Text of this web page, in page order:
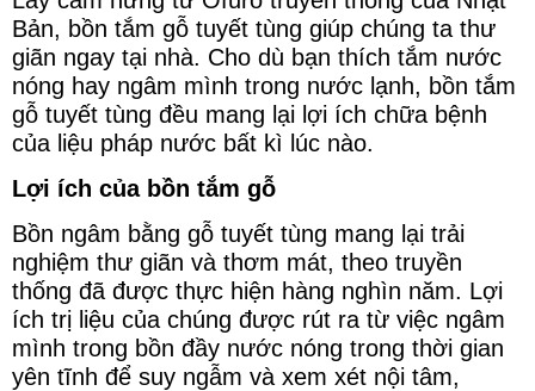
Bản, bồn tắm gỗ tuyết tùng giúp chúng ta thư
giãn ngay tại nhà. Cho dù bạn thích tắm nước
nóng hay ngâm mình trong nước lạnh, bồn tắm
gỗ tuyết tùng đều mang lại lợi ích chữa bệnh
của liệu pháp nước bất kì lúc nào.
Lợi ích của bồn tắm gỗ
Bồn ngâm bằng gỗ tuyết tùng mang lại trải
nghiệm thư giãn và thơm mát, theo truyền
thống đã được thực hiện hàng nghìn năm. Lợi
ích trị liệu của chúng được rút ra từ việc ngâm
mình trong bồn đầy nước nóng trong thời gian
yên tĩnh để suy ngẫm và xem xét nội tâm,